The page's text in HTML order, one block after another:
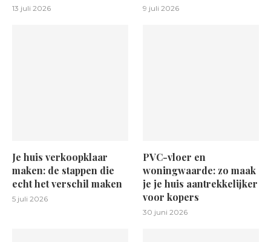
13 juli 2026 9 juli 2026
Je huis verkoopklaar
maken: de stappen die
echt het verschil maken
5 juli 2026
PVC-vloer en
woningwaarde: zo maak
je je huis aantrekkelijker
voor kopers
30 juni 2026